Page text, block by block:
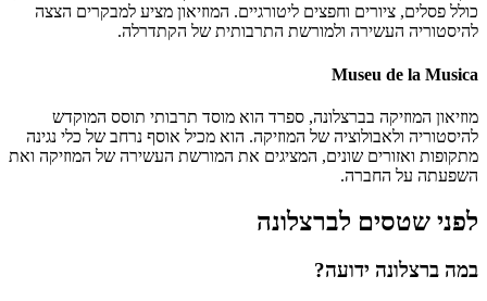
כולל פסלים, ציורים וחפצים ליטורגיים. המוזיאון מציע למבקרים הצצה
להיסטוריה העשירה ולמורשת התרבותית של הקתדרלה.
Museu de la Musica
מוזיאון המוזיקה בברצלונה, ספרד הוא מוסד תרבותי תוסס המוקדש
להיסטוריה ולאבולוציה של המוזיקה. הוא מכיל אוסף נרחב של כלי נגינה
מתקופות ואזורים שונים, המציגים את המורשת העשירה של המוזיקה ואת
השפעתה על החברה.
לפני שטסים לברצלונה
במה ברצלונה ידועה?